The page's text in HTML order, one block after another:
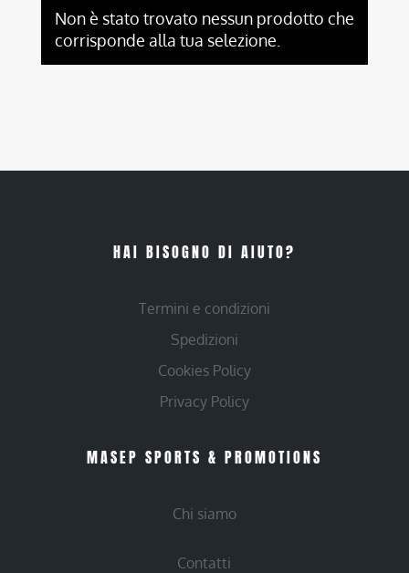
Non è stato trovato nessun prodotto che
corrisponde alla tua selezione.
HAI BISOGNO DI AIUTO?
Termini e condizioni
Spedizioni
Cookies Policy
Privacy Policy
MASEP SPORTS & PROMOTIONS
Chi siamo
Contatti